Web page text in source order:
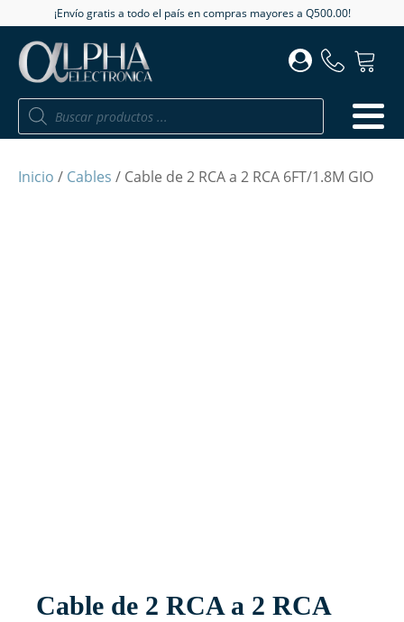
¡Envío gratis a todo el país en compras mayores a Q500.00!
Búsqueda
productos
Inicio / Cables / Cable de 2 RCA a 2 RCA 6FT/1.8M GIO
Cable de 2 RCA a 2 RCA